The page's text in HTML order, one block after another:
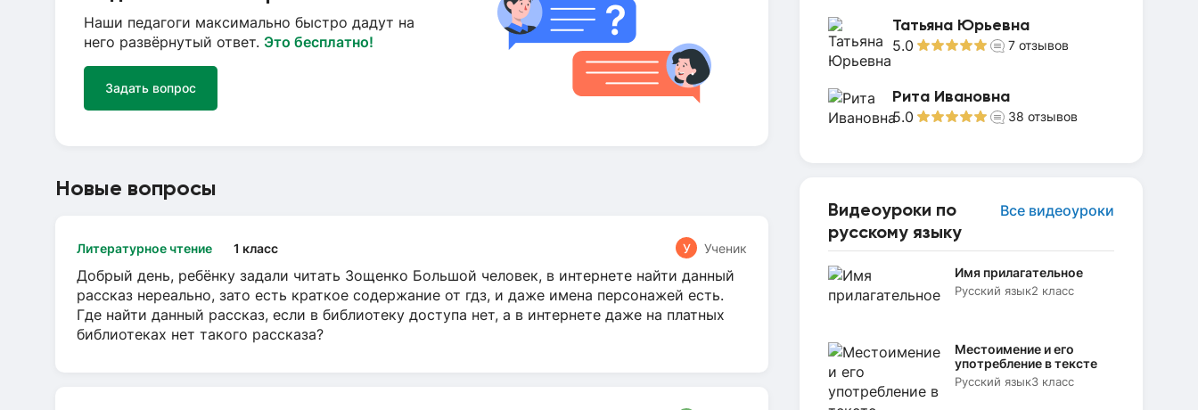
Татьяна Юрьевна
5.0 7 отзывов
Рита Ивановна
5.0 38 отзывов
Видеоуроки по
русскому языку
Все видеоуроки
Имя прилагательное
Русский язык2 класс
Местоимение и его
употребление в тексте
Русский язык3 класс
Наши педагоги максимально быстро дадут на
него развёрнутый ответ. Это бесплатно!
Задать вопрос
Новые вопросы
Литературное чтение 1 класс У Ученик
Добрый день, ребёнку задали читать Зощенко Большой человек, в интернете найти данный
рассказ нереально, зато есть краткое содержание от гдз, и даже имена персонажей есть.
Где найти данный рассказ, если в библиотеку доступа нет, а в интернете даже на платных
библиотеках нет такого рассказа?